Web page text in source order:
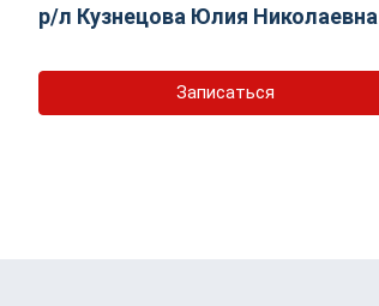
р/л Кузнецова Юлия Николаевна
Записаться